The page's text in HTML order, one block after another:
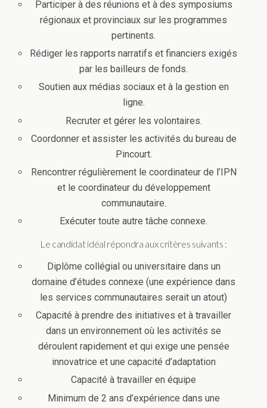
Participer à des réunions et à des symposiums
régionaux et provinciaux sur les programmes
pertinents.
Rédiger les rapports narratifs et financiers exigés
par les bailleurs de fonds.
Soutien aux médias sociaux et à la gestion en
ligne.
Recruter et gérer les volontaires.
Coordonner et assister les activités du bureau de
Pincourt.
Rencontrer régulièrement le coordinateur de l’IPN
et le coordinateur du développement
communautaire.
Exécuter toute autre tâche connexe.
Le candidat idéal répondra aux critères suivants :
Diplôme collégial ou universitaire dans un
domaine d’études connexe (une expérience dans
les services communautaires serait un atout)
Capacité à prendre des initiatives et à travailler
dans un environnement où les activités se
déroulent rapidement et qui exige une pensée
innovatrice et une capacité d’adaptation
Capacité à travailler en équipe
Minimum de 2 ans d’expérience dans une